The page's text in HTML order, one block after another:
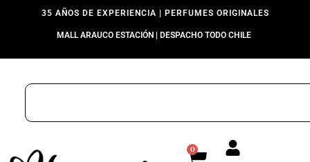
35 AÑOS DE EXPERIENCIA | PERFUMES ORIGINALES
MALL ARAUCO ESTACIÓN | DESPACHO TODO CHILE
0